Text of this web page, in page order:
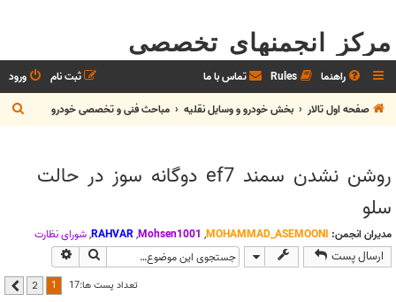
مرکز انجمنهای تخصصی
راهنما Rules تماس با ما ورود
ثبت نام
صفحه اول تالار
بخش خودرو و وسايل نقليه مباحث فنی و تخصصی خودرو
ج
س
روشن نشدن سمند ef7 دوگانه سوز در حالت
سلو
مدیران انجمن: MOHAMMAD_ASEMOONI
,
Mohsen1001
,
RAHVAR
,شوراي نظارت
ارسال پست جستجو
تعداد پست ها:17 2 بعدی